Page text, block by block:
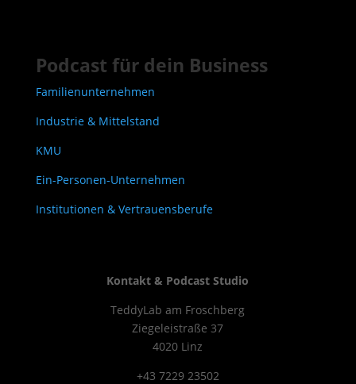
Podcast für dein Business
Familienunternehmen
Industrie & Mittelstand
KMU
Ein-Personen-Unternehmen
Institutionen & Vertrauensberufe
Kontakt & Podcast Studio
TeddyLab am Froschberg
Ziegeleistraße 37
4020 Linz
+43 7229 23502